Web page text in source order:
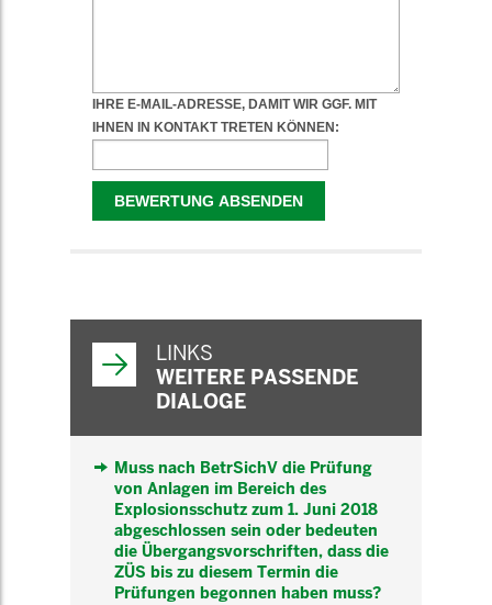
LINKS
WEITERE PASSENDE
DIALOGE
Muss nach BetrSichV die Prüfung
von Anlagen im Bereich des
Explosionsschutz zum 1. Juni 2018
abgeschlossen sein oder bedeuten
die Übergangsvorschriften, dass die
ZÜS bis zu diesem Termin die
Prüfungen begonnen haben muss?